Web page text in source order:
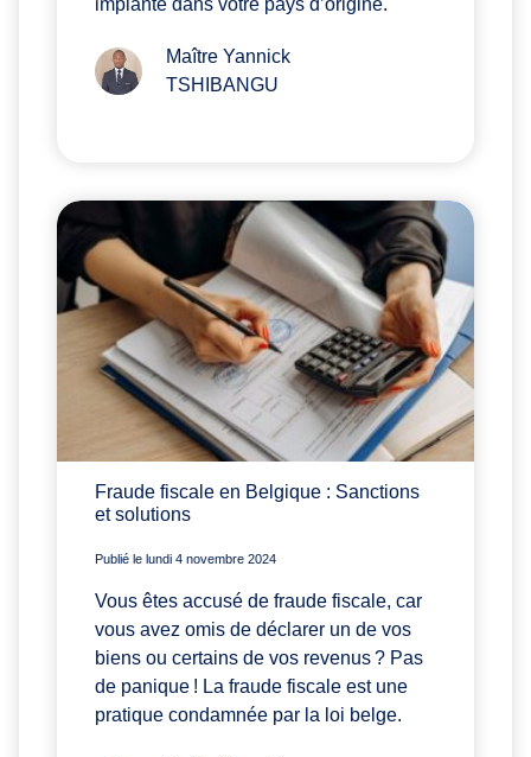
Maître Yannick
TSHIBANGU
Fraude fiscale en Belgique : Sanctions
et solutions
Publié le lundi 4 novembre 2024
Vous êtes accusé de fraude fiscale, car
vous avez omis de déclarer un de vos
biens ou certains de vos revenus ? Pas
de panique ! La fraude fiscale est une
pratique condamnée par la loi belge.